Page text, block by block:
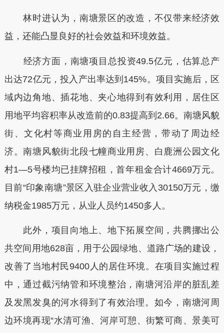
林时进认为，南塘景区的改造，不仅带来经济效
益，还能凸显良好的社会效益和环境效益。
经济方面，南塘项目总投资49.5亿元，估算总产
出达72亿元，投入产出率达到145%。项目实施后，区
域内边角地、插花地、夹心地得到有效利用，居住区
用地平均容积率从改造前的0.83提高到2.66。南塘风貌
街、文化村等商业用房的自主经营，带动了周边经
济。南塘风貌街北段七幢商业用房、白鹿洲公园文化
村1—5号楼均已挂牌招租，首年租金合计4669万元。
目前“印象南塘”景区入驻企业营业收入30150万元，缴
纳税金1985万元，从业人员约1450多人。
此外，项目向地上、地下拓展空间，共腾挪出公
共空间用地628亩，用于公园绿地、道路广场的建设，
改善了当地村民9400人的居住环境。在项目实施过程
中，通过截污纳管和环境整治，南塘河沿岸的脏乱差
及发黑发臭的河水得到了有效治理。如今，南塘河周
边环境再现“水清可渔、河岸可憩、街繁可商、景美可